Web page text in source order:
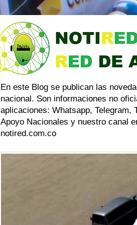
En este Blog se publican las
nacional. Son informaciones no
aplicaciones: Whatsapp, Telegram,
Apoyo Nacionales y nuestro canal
notired.com.co